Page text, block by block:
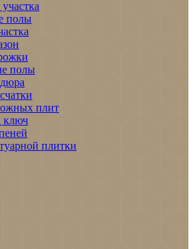
полы
полы
плит
ключ
плитки